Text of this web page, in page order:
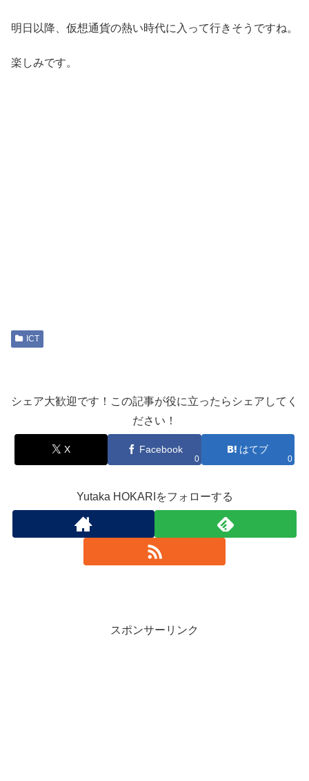
明日以降、仮想通貨の熱い時代に入って行きそうですね。
楽しみです。
ICT
シェア大歓迎です！この記事が役に立ったらシェアしてく
ださい！
X Facebook
0
はてブ
0
Yutaka HOKARIをフォローする
スポンサーリンク